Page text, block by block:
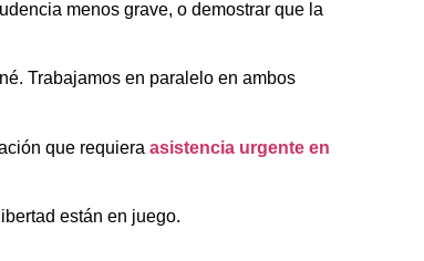
menos grave, o demostrar que la
Trabajamos en paralelo en ambos
que requiera asistencia urgente en
están en juego.